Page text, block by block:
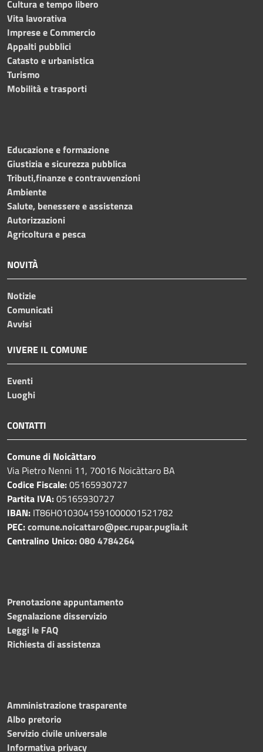
Cultura e tempo libero
Vita lavorativa
Imprese e Commercio
Appalti pubblici
Catasto e urbanistica
Turismo
Mobilità e trasporti
Educazione e formazione
Giustizia e sicurezza pubblica
Tributi,finanze e contravvenzioni
Ambiente
Salute, benessere e assistenza
Autorizzazioni
Agricoltura e pesca
NOVITÀ
Notizie
Comunicati
Avvisi
VIVERE IL COMUNE
Eventi
Luoghi
CONTATTI
Comune di Noicàttaro
Via Pietro Nenni 11, 70016 Noicàttaro BA
Codice Fiscale:05165930727
Partita IVA:05165930727
IBAN: IT86H0103041591000001521782
PEC:comune.noicattaro@pec.rupar.puglia.it
Centralino Unico:080 4784264
Prenotazione appuntamento
Segnalazione disservizio
Leggi le FAQ
Richiesta di assistenza
Amministrazione trasparente
Albo pretorio
Servizio civile universale
Informativa privacy